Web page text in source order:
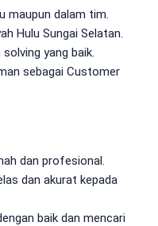
maupun dalam tim.
Hulu Sungai Selatan.
yang baik.
sebagai Customer
dan profesional.
dan akurat kepada
baik dan mencari